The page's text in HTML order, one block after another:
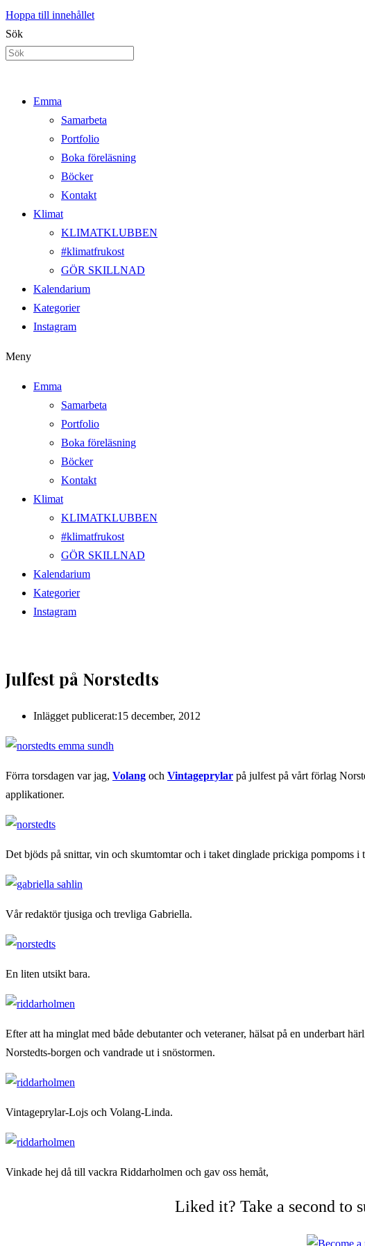
Hoppa till innehållet
Sök
Emma
Samarbeta
Portfolio
Boka föreläsning
Böcker
Kontakt
Klimat
KLIMATKLUBBEN
#klimatfrukost
GÖR SKILLNAD
Kalendarium
Kategorier
Instagram
Meny
Emma
Samarbeta
Portfolio
Boka föreläsning
Böcker
Kontakt
Klimat
KLIMATKLUBBEN
#klimatfrukost
GÖR SKILLNAD
Kalendarium
Kategorier
Instagram
Julfest på Norstedts
Inlägget publicerat:15 december, 2012
Förra torsdagen var jag, Volang och Vintageprylar på julfest på vårt förlag
applikationer.
Det bjöds på snittar, vin och skumtomtar och i taket dinglade prickiga pompoms
Vår redaktör tjusiga och trevliga Gabriella.
En liten utsikt bara.
Efter att ha minglat med både debutanter och veteraner, hälsat på en underbart
Norstedts-borgen och vandrade ut i snöstormen.
Vintageprylar-Lojs och Volang-Linda.
Vinkade hej då till vackra Riddarholmen och gav oss hemåt,
Liked it? Take a second to